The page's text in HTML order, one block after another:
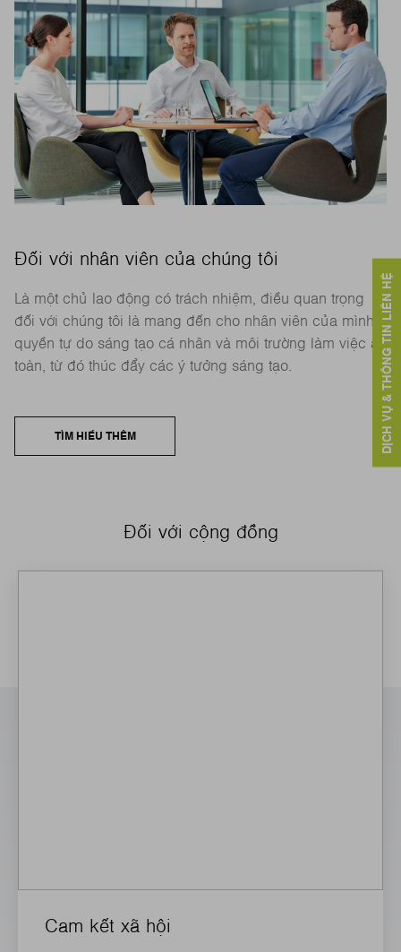
Đối với nhân viên của chúng tôi
Là một chủ lao động có trách nhiệm, điều quan trọng
đối với chúng tôi là mang đến cho nhân viên của mình
quyền tự do sáng tạo cá nhân và môi trường làm việc an
toàn, từ đó thúc đẩy các ý tưởng sáng tạo.
TÌM HIỂU THÊM
Đối với cộng đồng
Cam kết xã hội
DỊCH VỤ & THÔNG TIN LIÊN HỆ